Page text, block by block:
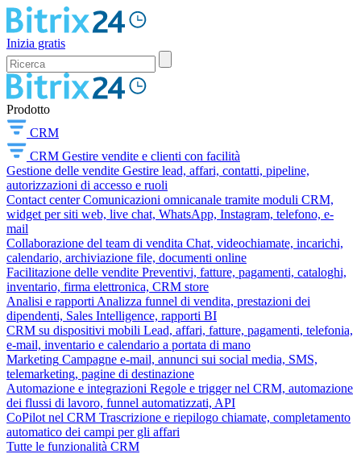
Inizia gratis
Prodotto
CRM
CRM Gestire vendite e clienti con facilità
Gestione delle vendite Gestire lead, affari, contatti, pipeline,
autorizzazioni di accesso e ruoli
Contact center Comunicazioni omnicanale tramite moduli CRM,
widget per siti web, live chat, WhatsApp, Instagram, telefono, e-
mail
Collaborazione del team di vendita Chat, videochiamate, incarichi,
calendario, archiviazione file, documenti online
Facilitazione delle vendite Preventivi, fatture, pagamenti, cataloghi,
inventario, firma elettronica, CRM store
Analisi e rapporti Analizza funnel di vendita, prestazioni dei
dipendenti, Sales Intelligence, rapporti BI
CRM su dispositivi mobili Lead, affari, fatture, pagamenti, telefonia,
e-mail, inventario e calendario a portata di mano
Marketing Campagne e-mail, annunci sui social media, SMS,
telemarketing, pagine di destinazione
Automazione e integrazioni Regole e trigger nel CRM, automazione
dei flussi di lavoro, funnel automatizzati, API
CoPilot nel CRM Trascrizione e riepilogo chiamate, completamento
automatico dei campi per gli affari
Tutte le funzionalità CRM